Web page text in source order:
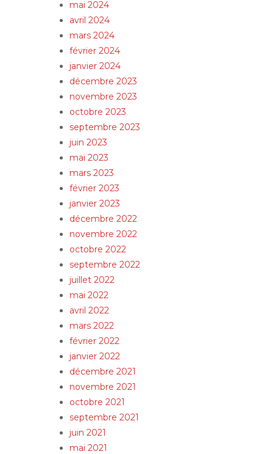
mai 2024
avril 2024
mars 2024
février 2024
janvier 2024
décembre 2023
novembre 2023
octobre 2023
septembre 2023
juin 2023
mai 2023
mars 2023
février 2023
janvier 2023
décembre 2022
novembre 2022
octobre 2022
septembre 2022
juillet 2022
mai 2022
avril 2022
mars 2022
février 2022
janvier 2022
décembre 2021
novembre 2021
octobre 2021
septembre 2021
juin 2021
mai 2021